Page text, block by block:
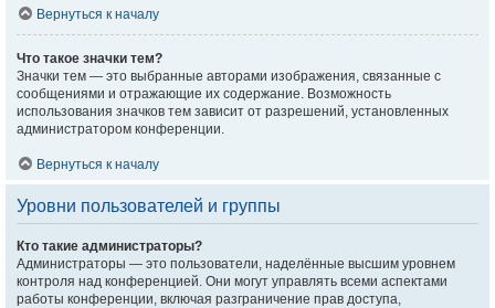
Вернуться к началу
Что такое значки тем?
Значки тем — это выбранные авторами изображения, связанные с
сообщениями и отражающие их содержание. Возможность
использования значков тем зависит от разрешений, установленных
администратором конференции.
Вернуться к началу
Уровни пользователей и группы
Кто такие администраторы?
Администраторы — это пользователи, наделённые высшим уровнем
контроля над конференцией. Они могут управлять всеми аспектами
работы конференции, включая разграничение прав доступа,